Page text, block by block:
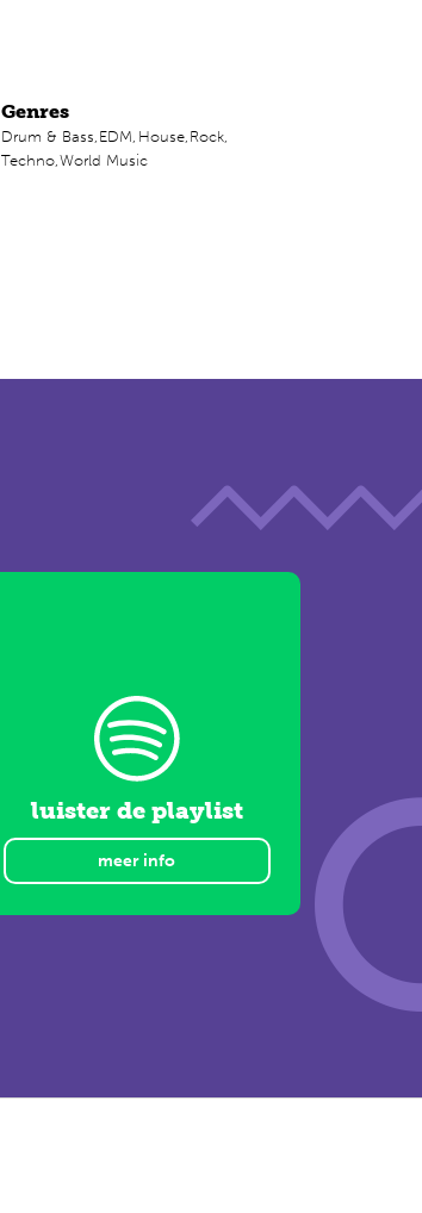
Genres
Drum & Bass, EDM, House, Rock,
Techno,World Music
luister de playlist
meer info